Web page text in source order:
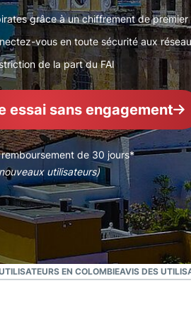
passe,
et
l’informatique
confidentielle
pour exploiter
la puissance
de calcul au
service du
vie privée.
de
grâce à un chiffrement de premier
vous en toute sécurité aux
de la part du FAI
essai sans engagement
de 30 jours*
utilisateurs)
EN COLOMBIEAVIS DES